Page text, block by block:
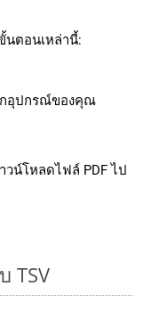
นตอนเหล่านี้:
กอุปกรณ์ของคุณ
วน์โหลดไฟล์ PDF ไป
TSV